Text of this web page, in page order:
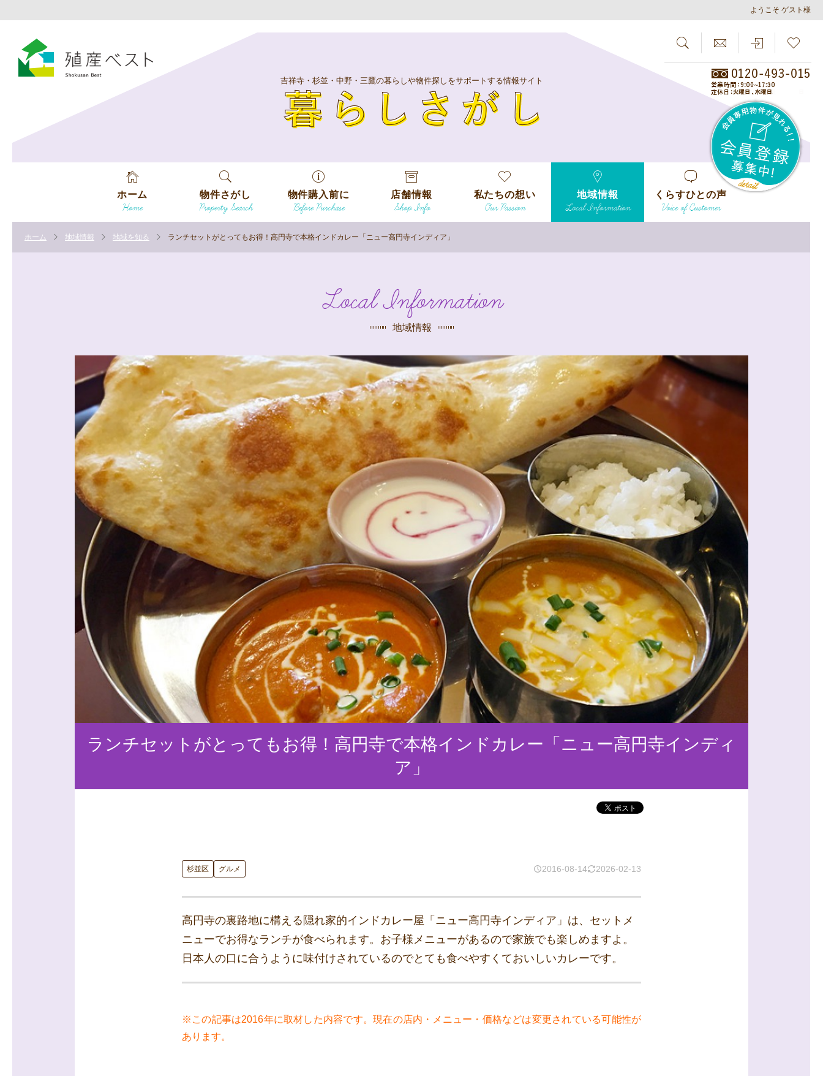
ようこそ ゲスト様
SEARCH
吉祥寺・杉並・中野・三鷹の暮らしや物件探しをサポートする情報サイト
ホーム
Home
物件さがし
Property Search
す
駅から
物件購入前に
Before Purchase
店舗情報
Shop Info
荻窪店
三鷹店
世田谷店
私たちの想い
Our Passion
地域情報
Local Information
くらすひとの声
Voice of Customer
ホーム 地域情報 地域を知る ランチセットがとってもお得！高円寺で本格インドカレー「ニュー高円寺インディア」
Local Information
地域情報
ランチセットがとってもお得！高円寺で本格インドカレー「ニュー高円寺インディ
ア」
杉並区 グルメ 2016-08-14 2026-02-13
高円寺の裏路地に構える隠れ家的インドカレー屋「ニュー高円寺インディア」は、セットメ
ニューでお得なランチが食べられます。お子様メニューがあるので家族でも楽しめますよ。
日本人の口に合うように味付けされているのでとても食べやすくておいしいカレーです。
※この記事は2016年に取材した内容です。現在の店内・メニュー・価格などは変更されている可能性が
あります。